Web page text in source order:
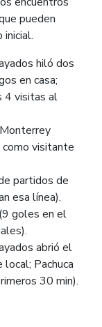
pueden
hiló dos
en casa;
4 visitas al
como visitante
partidos de
esa línea).
(9 goles en el
abrió el
Pachuca
30 min).